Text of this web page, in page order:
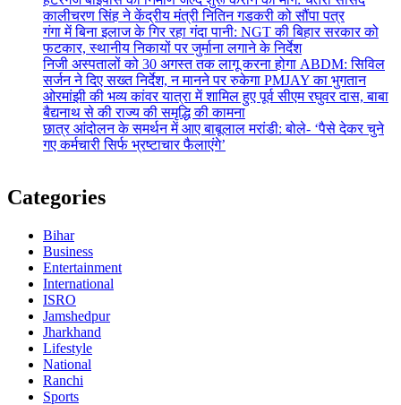
कालीचरण सिंह ने केंद्रीय मंत्री नितिन गडकरी को सौंपा पत्र
गंगा में बिना इलाज के गिर रहा गंदा पानी: NGT की बिहार सरकार को
फटकार, स्थानीय निकायों पर जुर्माना लगाने के निर्देश
निजी अस्पतालों को 30 अगस्त तक लागू करना होगा ABDM: सिविल
सर्जन ने दिए सख्त निर्देश, न मानने पर रुकेगा PMJAY का भुगतान
ओरमांझी की भव्य कांवर यात्रा में शामिल हुए पूर्व सीएम रघुवर दास, बाबा
बैद्यनाथ से की राज्य की समृद्धि की कामना
छात्र आंदोलन के समर्थन में आए बाबूलाल मरांडी: बोले- ‘पैसे देकर चुने
गए कर्मचारी सिर्फ भ्रष्टाचार फैलाएंगे’
Categories
Bihar
Business
Entertainment
International
ISRO
Jamshedpur
Jharkhand
Lifestyle
National
Ranchi
Sports